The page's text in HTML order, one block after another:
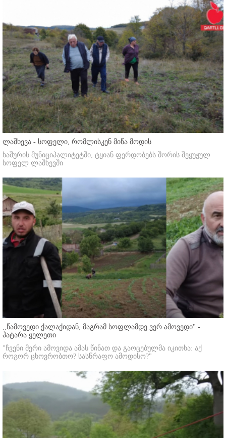
ლაშხევა - სოფელი, რომლისკენ მიწა მოდის
ხაშურის მუნიციპალიტეტში, ტყიან ფერდობებს შორის შეყუჟულ
სოფელ ლაშხევში
,,წამოვედი ქალაქიდან, მაგრამ სოფლამდე ვერ ამოვედი'' -
პატარა ყელეთი
"ჩვენი მერი ამოვიდა ამას წინათ და გაოცებულმა იკითხა: აქ
როგორ ცხოვრობთო? სასწრაფო ამოდისო?"